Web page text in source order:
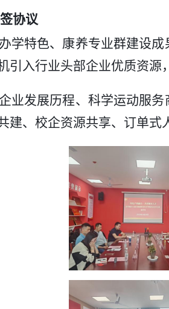
协议
学特色、康养专业群建设
引入行业头部企业优质资源
业发展历程、科学运动服
建、校企资源共享、订单式